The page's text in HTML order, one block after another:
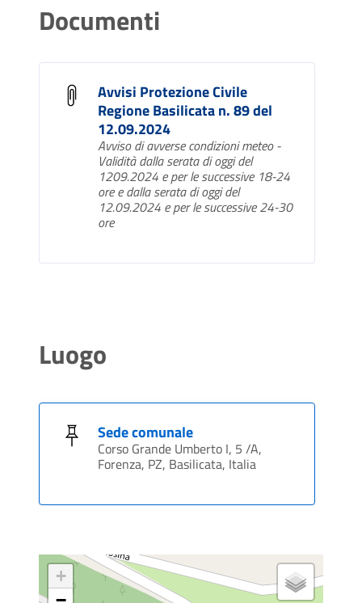
Documenti
Avvisi Protezione Civile
Regione Basilicata n. 89 del
12.09.2024
Avviso di avverse condizioni meteo -
Validità dalla serata di oggi del
1209.2024 e per le successive 18-24
ore e dalla serata di oggi del
12.09.2024 e per le successive 24-30
ore
Luogo
Sede comunale
Corso Grande Umberto I, 5 /A,
Forenza, PZ, Basilicata, Italia
+